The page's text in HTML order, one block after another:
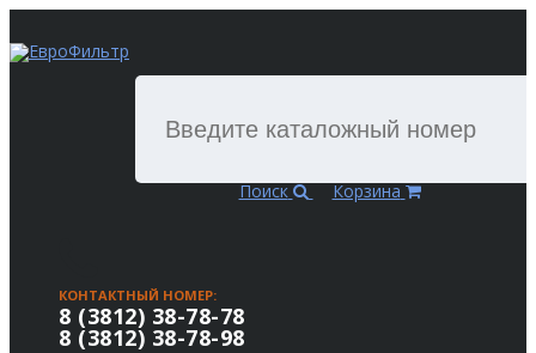
Поиск Корзина
КОНТАКТНЫЙ НОМЕР:
8 (3812) 38-78-78
8 (3812) 38-78-98